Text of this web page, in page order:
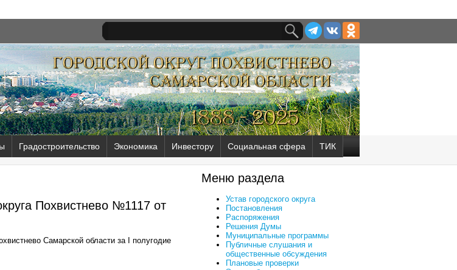
Градостроительство Экономика Инвестору Социальная сфера ТИК
Похвистнево №1117 от
Самарской области за I полугодие
Меню раздела
Устав городского округа
Постановления
Распоряжения
Решения Думы
Муниципальные программы
Публичные слушания и
общественные обсуждения
Плановые проверки